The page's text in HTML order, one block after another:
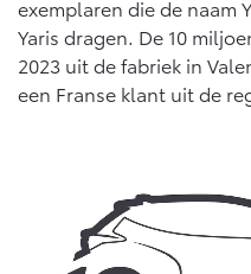
exemplaren die de naam
Yaris dragen. De 10
2023 uit de fabriek in
een Franse klant uit de